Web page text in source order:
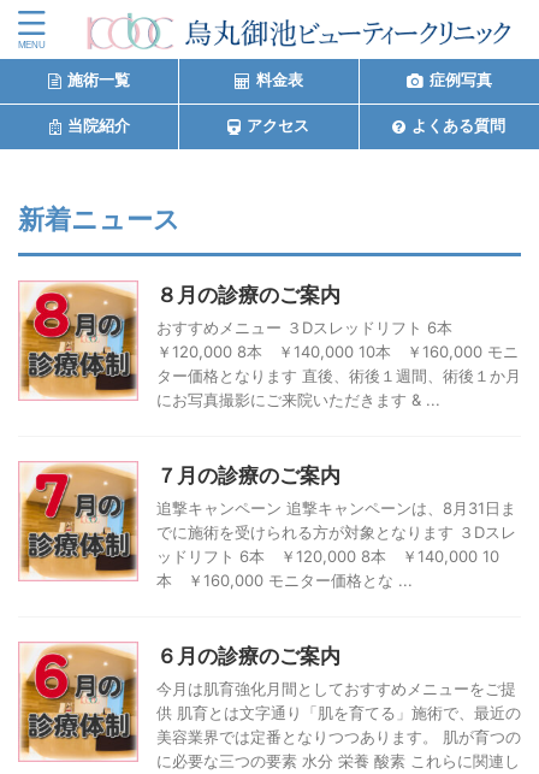
施術一覧 料金表 症例写真
当院紹介 アクセス よくある質問
新着ニュース
８月の診療のご案内
おすすめメニュー ３Dスレッドリフト 6本
￥120,000 8本 ￥140,000 10本 ￥160,000 モニ
ター価格となります 直後、術後１週間、術後１か月
にお写真撮影にご来院いただきます & ...
７月の診療のご案内
追撃キャンペーン 追撃キャンペーンは、8月31日ま
でに施術を受けられる方が対象となります ３Dスレ
ッドリフト 6本 ￥120,000 8本 ￥140,000 10
本 ￥160,000 モニター価格とな ...
６月の診療のご案内
今月は肌育強化月間としておすすめメニューをご提
供 肌育とは文字通り「肌を育てる」施術で、最近の
美容業界では定番となりつつあります。 肌が育つの
に必要な三つの要素 水分 栄養 酸素 これらに関連し